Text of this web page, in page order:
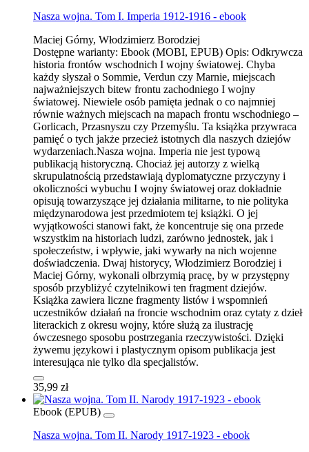
Nasza wojna. Tom I. Imperia 1912-1916 - ebook
Maciej Górny, Włodzimierz Borodziej
Dostępne warianty: Ebook (MOBI, EPUB) Opis: Odkrywcza
historia frontów wschodnich I wojny światowej. Chyba
każdy słyszał o Sommie, Verdun czy Marnie, miejscach
najważniejszych bitew frontu zachodniego I wojny
światowej. Niewiele osób pamięta jednak o co najmniej
równie ważnych miejscach na mapach frontu wschodniego –
Gorlicach, Przasnyszu czy Przemyślu. Ta książka przywraca
pamięć o tych jakże przecież istotnych dla naszych dziejów
wydarzeniach.Nasza wojna. Imperia nie jest typową
publikacją historyczną. Chociaż jej autorzy z wielką
skrupulatnością przedstawiają dyplomatyczne przyczyny i
okoliczności wybuchu I wojny światowej oraz dokładnie
opisują towarzyszące jej działania militarne, to nie polityka
międzynarodowa jest przedmiotem tej książki. O jej
wyjątkowości stanowi fakt, że koncentruje się ona przede
wszystkim na historiach ludzi, zarówno jednostek, jak i
społeczeństw, i wpływie, jaki wywarły na nich wojenne
doświadczenia. Dwaj historycy, Włodzimierz Borodziej i
Maciej Górny, wykonali olbrzymią pracę, by w przystępny
sposób przybliżyć czytelnikowi ten fragment dziejów.
Książka zawiera liczne fragmenty listów i wspomnień
uczestników działań na froncie wschodnim oraz cytaty z dzieł
literackich z okresu wojny, które służą za ilustrację
ówczesnego sposobu postrzegania rzeczywistości. Dzięki
żywemu językowi i plastycznym opisom publikacja jest
interesująca nie tylko dla specjalistów.
35,99 zł
Ebook (EPUB)
Nasza wojna. Tom II. Narody 1917-1923 - ebook